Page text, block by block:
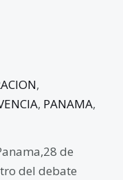
,
, PANAMA,
de
del debate